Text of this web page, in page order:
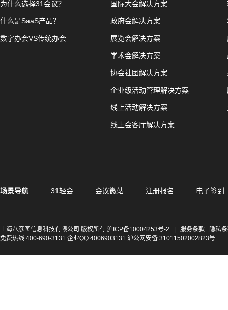
为什么选择31会议？
什么是SaaS产品？
数字办会VS传统办会
国际大会解决方案
政府会解决方案
展览会解决方案
学术会解决方案
协会社团解决方案
企业级活动管理解决方案
线上活动解决方案
线上会客厅解决方案
场景导航 31轻会 会议微站 注册报名 电子签到
上海八彦图信息科技有限公司 版权所有 沪ICP备10004253号-2 服务条款
隐私
免费热线:400-690-3131 企业QQ:4006903131 沪公网安备 31011502002823号